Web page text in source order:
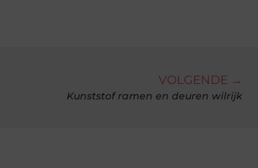
VOLGENDE →
Kunststof ramen en deuren wilrijk